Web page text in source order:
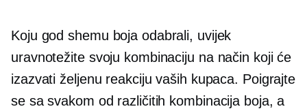
Koju god shemu boja odabrali, uvijek
uravnotežite svoju kombinaciju na način koji će
izazvati željenu reakciju vaših kupaca. Poigrajte
se sa svakom od različitih kombinacija boja, a